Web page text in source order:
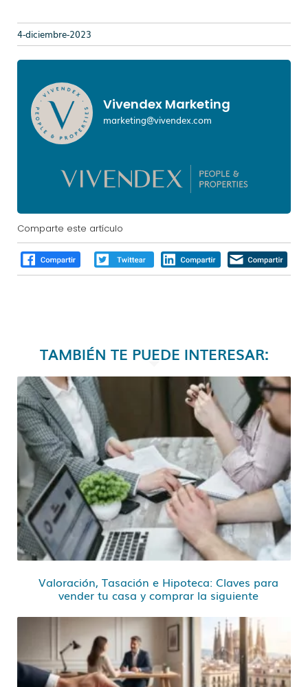
4-diciembre-2023
Vivendex Marketing
marketing@vivendex.com
Comparte este artículo
TAMBIÉN TE PUEDE INTERESAR:
Valoración, Tasación e Hipoteca: Claves para
vender tu casa y comprar la siguiente